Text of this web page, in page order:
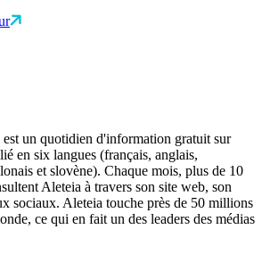
un quotidien d'information gratuit sur
en six langues (français, anglais,
et slovène). Chaque mois, plus de 10
Aleteia à travers son site web, son
sociaux. Aleteia touche près de 50 millions
ce qui en fait un des leaders des médias